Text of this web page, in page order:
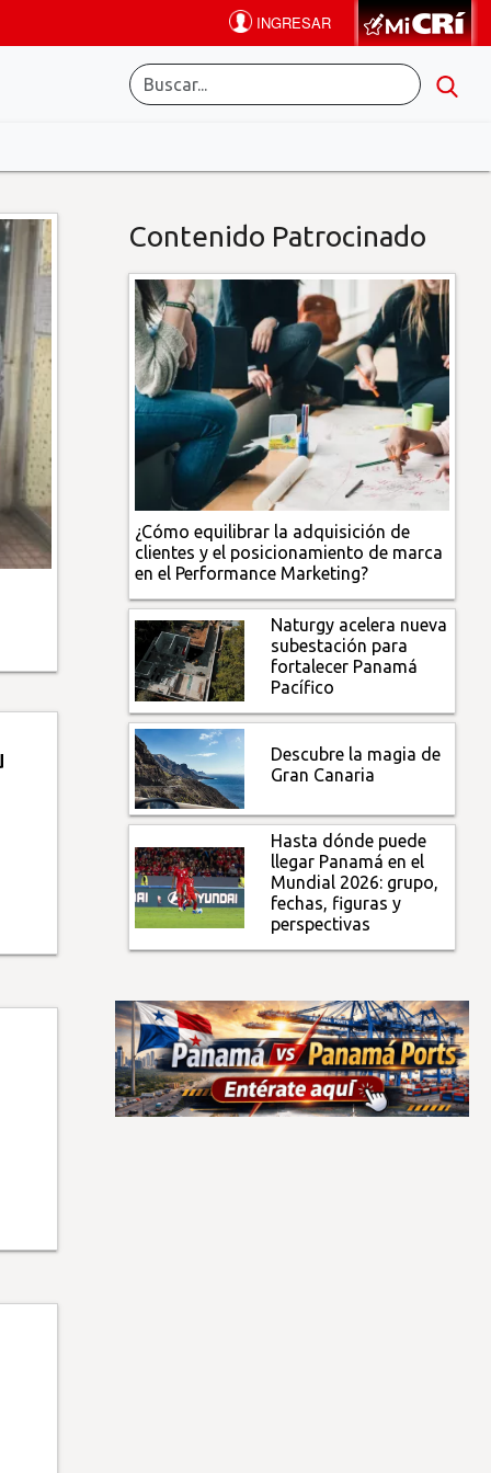
Contenido Patrocinado
¿Cómo equilibrar la adquisición de
clientes y el posicionamiento de marca
en el Performance Marketing?
Naturgy acelera nueva
subestación para
fortalecer Panamá
Pacífico
Descubre la magia de
Gran Canaria
Hasta dónde puede
llegar Panamá en el
Mundial 2026: grupo,
fechas, figuras y
perspectivas